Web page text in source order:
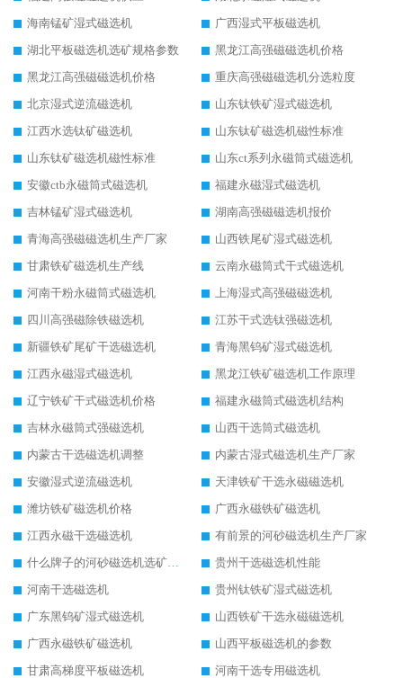
海南锰矿湿式磁选机
广西湿式平板磁选机
湖北平板磁选机选矿规格参数
黑龙江高强磁磁选机价格
黑龙江高强磁磁选机价格
重庆高强磁磁选机分选粒度
北京湿式逆流磁选机
山东钛铁矿湿式磁选机
江西水选钛矿磁选机
山东钛矿磁选机磁性标准
山东钛矿磁选机磁性标准
山东ct系列永磁筒式磁选机
安徽ctb永磁筒式磁选机
福建永磁湿式磁选机
吉林锰矿湿式磁选机
湖南高强磁磁选机报价
青海高强磁磁选机生产厂家
山西铁尾矿湿式磁选机
甘肃铁矿磁选机生产线
云南永磁筒式干式磁选机
河南干粉永磁筒式磁选机
上海湿式高强磁磁选机
四川高强磁除铁磁选机
江苏干式选钛强磁选机
新疆铁矿尾矿干选磁选机
青海黑钨矿湿式磁选机
江西永磁湿式磁选机
黑龙江铁矿磁选机工作原理
辽宁铁矿干式磁选机价格
福建永磁筒式磁选机结构
吉林永磁筒式强磁选机
山西干选筒式磁选机
内蒙古干选磁选机调整
内蒙古湿式磁选机生产厂家
安徽湿式逆流磁选机
天津铁矿干选永磁磁选机
潍坊铁矿磁选机价格
广西永磁铁矿磁选机
江西永磁干选磁选机
有前景的河砂磁选机生产厂家
什么牌子的河砂磁选机选矿效果好
贵州干选磁选机性能
河南干选磁选机
贵州钛铁矿湿式磁选机
广东黑钨矿湿式磁选机
山西铁矿干选永磁磁选机
广西永磁铁矿磁选机
山西平板磁选机的参数
甘肃高梯度平板磁选机
河南干选专用磁选机